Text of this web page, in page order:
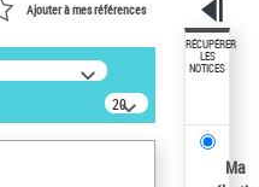
Ajouter à mes références
20
résultats/page
RÉCUPÉRER
LES
NOTICES
Ma